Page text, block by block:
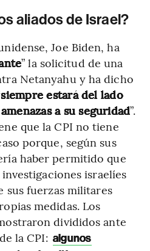
aliados de Israel?
Joe Biden, ha
” la solicitud de una
Netanyahu y ha dicho
siempre estará del lado
a su seguridad”.
que la CPI no tiene
porque, según sus
haber permitido que
israelíes
sus fuerzas militares
medidas. Los
divididos ante
la CPI: algunos